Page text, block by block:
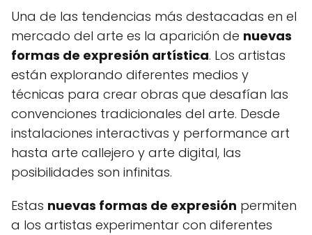
Una de las tendencias más destacadas en el
mercado del arte es la aparición de nuevas
formas de expresión artística. Los artistas
están explorando diferentes medios y
técnicas para crear obras que desafían las
convenciones tradicionales del arte. Desde
instalaciones interactivas y performance art
hasta arte callejero y arte digital, las
posibilidades son infinitas.
Estas nuevas formas de expresión permiten
a los artistas experimentar con diferentes